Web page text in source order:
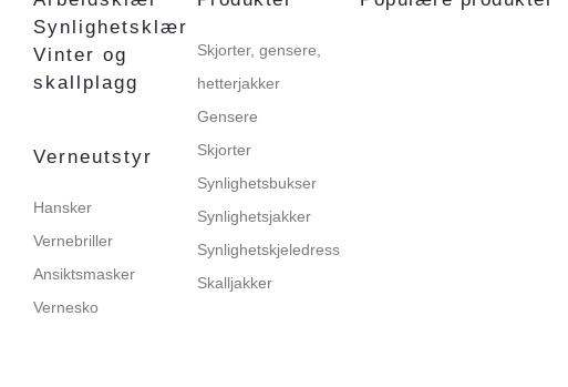
Synlighetsklær
Vinter og
skallplagg
Verneutstyr
Hansker
Vernebriller
Ansiktsmasker
Vernesko
Skjorter, gensere,
hetterjakker
Gensere
Skjorter
Synlighetsbukser
Synlighetsjakker
Synlighetskjeledress
Skalljakker